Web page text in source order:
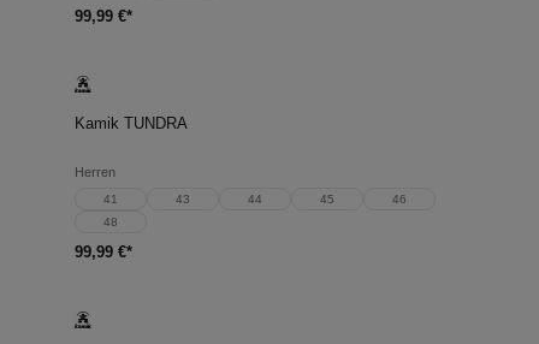
99,99 €*
Kamik TUNDRA
Herren
41 43 44 45
46
48
99,99 €*